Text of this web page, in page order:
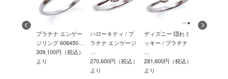
プラチナ エンゲー
ジリング 606450…
309,100円（税込）
より
ハローキティ / プ
ラチナ エンゲージ
…
270,600円（税込）
より
ディズニー 隠れミ
ッキー / プラチナ
…
281,600円（税込）
より